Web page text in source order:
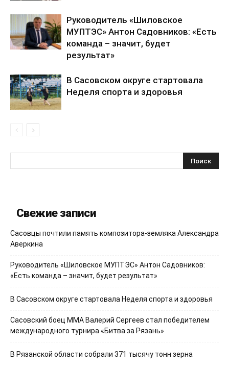
Руководитель «Шиловское
МУПТЭС» Антон Садовников: «Есть
команда – значит, будет
результат»
В Сасовском округе стартовала
Неделя спорта и здоровья
Свежие записи
Сасовцы почтили память композитора-земляка Александра
Аверкина
Руководитель «Шиловское МУПТЭС» Антон Садовников:
«Есть команда – значит, будет результат»
В Сасовском округе стартовала Неделя спорта и здоровья
Сасовский боец ММА Валерий Сергеев стал победителем
международного турнира «Битва за Рязань»
В Рязанской области собрали 371 тысячу тонн зерна